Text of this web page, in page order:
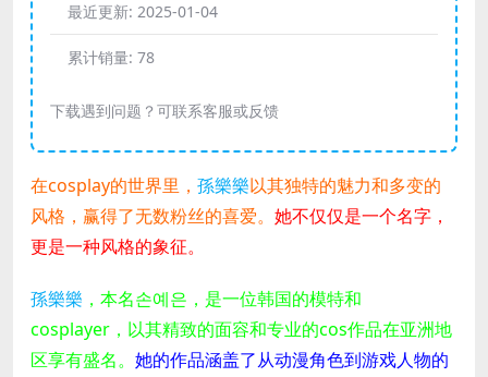
最近更新: 2025-01-04
累计销量: 78
下载遇到问题？可联系客服或反馈
在cosplay的世界里， 孫樂樂以其独特的魅力和多变的
风格，赢得了无数粉丝的喜爱。 她不仅仅是一个名字，
更是一种风格的象征。
孫樂樂 ，本名손예은，是一位韩国的模特和
cosplayer，以其精致的面容和专业的cos作品在亚洲地
区享有盛名。 她的作品涵盖了从动漫角色到游戏人物的